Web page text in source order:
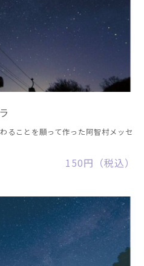
ることを願って作った阿智村メッセ
150円（税込）